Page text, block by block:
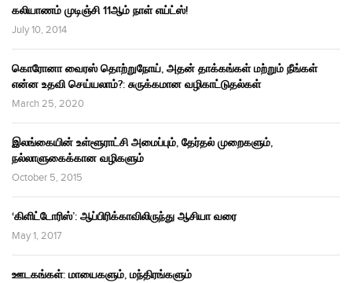
கலியாணம் முடிஞ்சி 11ஆம் நாள் எய்ட்ஸ்!
July 10, 2014
கொரோனா வைரஸ் தொற்றுநோய், அதன் தாக்கங்கள் மற்றும் நீங்கள்
என்ன உதவி செய்யலாம்?: சுருக்கமான வழிகாட்டுதல்கள்
March 25, 2020
இலங்கையின் உள்ளூராட்சி அமைப்பும், தேர்தல் முறைகளும்,
நல்லாளுகைக்கான வழிகளும்
October 5, 2015
‘கிளிட்டோரிஸ்’: ஆப்பிரிக்காவிலிருந்து ஆசியா வரை
May 1, 2017
ஊடகங்கள்: மாயைகளும், மந்திரங்களும்